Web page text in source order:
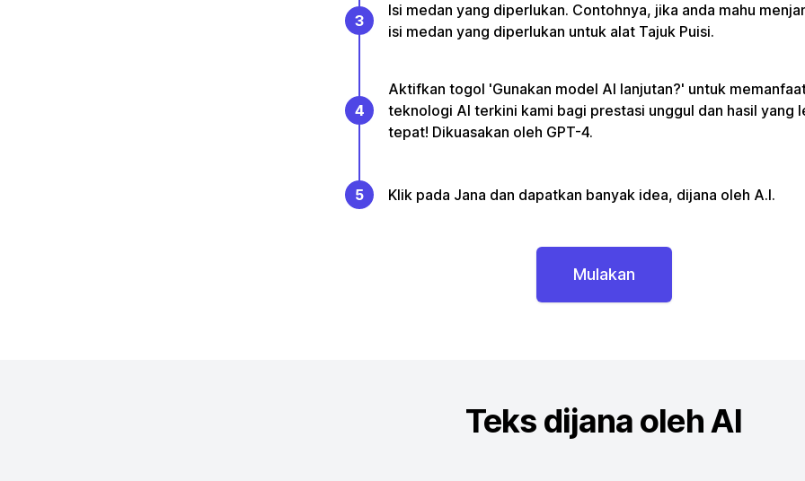
3
Isi medan yang diperlukan. Contohnya, jika anda mahu
isi medan yang diperlukan untuk alat Tajuk Puisi.
4
Aktifkan togol 'Gunakan model AI lanjutan?' untuk
teknologi AI terkini kami bagi prestasi unggul dan hasil yang
tepat! Dikuasakan oleh GPT-4.
5 Klik pada Jana dan dapatkan banyak idea, dijana oleh A.I.
Mulakan
Teks dijana oleh AI